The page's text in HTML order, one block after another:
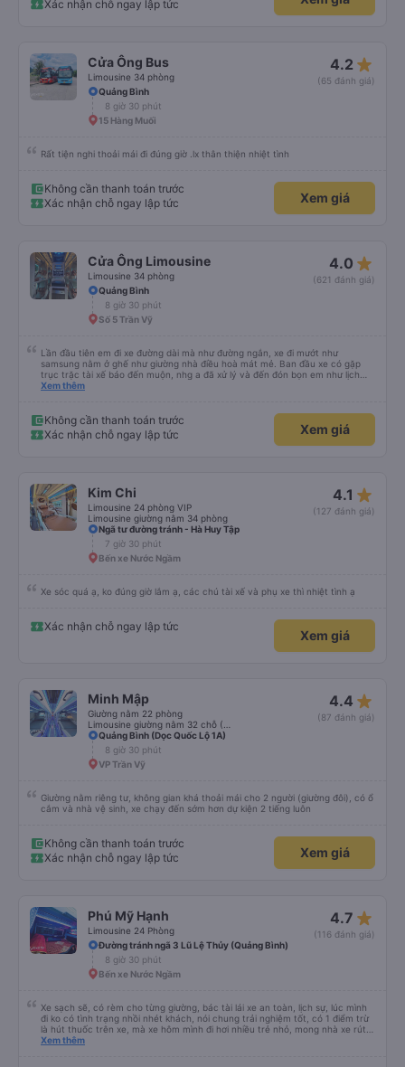
Xác nhận chỗ ngay lập tức
Cửa Ông Bus
Limousine 34 phòng
4.2 star_rate
(65 đánh giá)
Quảng Bình
8 giờ 30 phút
15 Hàng Muối
Rất tiện nghi thoải mái đi đúng giờ .lx thân thiện nhiệt tình
Không cần thanh toán trước
Xác nhận chỗ ngay lập tức
Xem giá
Cửa Ông Limousine
Limousine 34 phòng
4.0 star_rate
(621 đánh giá)
Quảng Bình
8 giờ 30 phút
Số 5 Trần Vỹ
Lần đầu tiên em đi xe đường dài mà như đường ngắn, xe đi mướt như
samsung nằm ở ghế như giường nhà điều hoà mát mẻ. Ban đầu xe có gặp
trục trặc tài xế báo đến muộn, nhg a đã xử lý và đến đón bọn em như lịch
trên hệ thống. Anh tài xế Văn Sĩ quá vui tính và nhiệt tình, trời mưa gió đã
Xem thêm
Không cần thanh toán trước
Xác nhận chỗ ngay lập tức
Xem giá
Kim Chi
Limousine 24 phòng VIP
Limousine giường nằm 34 phòng
4.1 star_rate
(127 đánh giá)
Ngã tư đường tránh - Hà Huy Tập
7 giờ 30 phút
Bến xe Nước Ngầm
Xe sóc quá ạ, ko đúng giờ lắm ạ, các chú tài xế và phụ xe thì nhiệt tình ạ
Xác nhận chỗ ngay lập tức
Xem giá
Minh Mập
Giường nằm 22 phòng
4.4 star_rate
(87 đánh giá)
Quảng Bình (Dọc Quốc Lộ 1A)
8 giờ 30 phút
VP Trần Vỹ
Giường nằm riêng tư, không gian khá thoải mái cho 2 người (giường đôi), có ổ
cắm và nhà vệ sinh, xe chạy đến sớm hơn dự kiện 2 tiếng luôn
Không cần thanh toán trước
Xác nhận chỗ ngay lập tức
Xem giá
Phú Mỹ Hạnh
Limousine 24 Phòng
4.7 star_rate
(116 đánh giá)
Đường tránh ngã 3 Lũ Lệ Thủy (Quảng Bình)
8 giờ 30 phút
Bến xe Nước Ngầm
Xe sạch sẽ, có rèm cho từng giường, bác tài lái xe an toàn, lịch sự, lúc mình
đi ko có tình trạng nhồi nhét khách, nói chung trải nghiệm tốt, có 1 điểm trừ
là hút thuốc trên xe, mà xe hôm mình đi hơi nhiều trẻ nhỏ, mong nhà xe rút
kinh nghiệm khi đọc đc bình luận này
Xem thêm